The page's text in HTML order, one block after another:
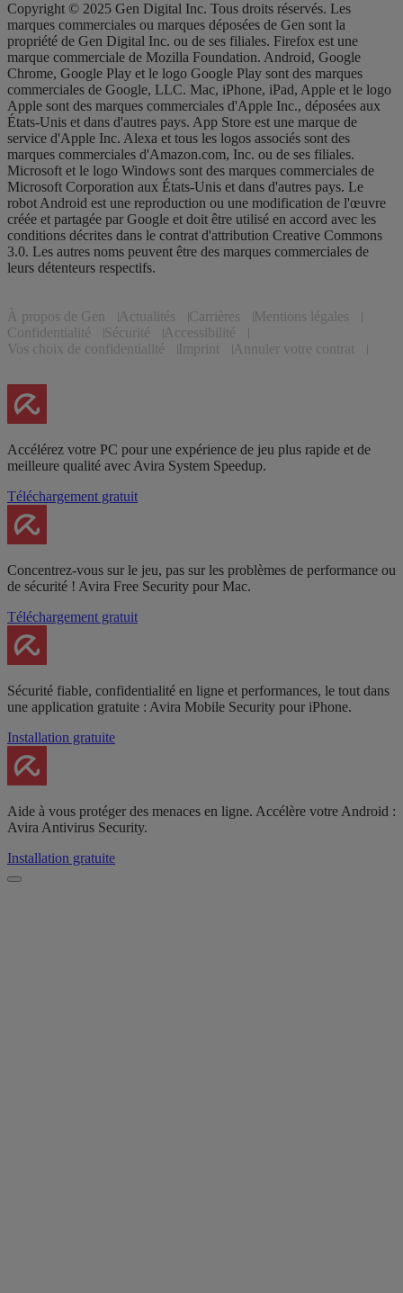
Copyright © 2025 Gen Digital Inc. Tous droits réservés. Les
marques commerciales ou marques déposées de Gen sont la
propriété de Gen Digital Inc. ou de ses filiales. Firefox est une
marque commerciale de Mozilla Foundation. Android, Google
Chrome, Google Play et le logo Google Play sont des marques
commerciales de Google, LLC. Mac, iPhone, iPad, Apple et le logo
Apple sont des marques commerciales d'Apple Inc., déposées aux
États-Unis et dans d'autres pays. App Store est une marque de
service d'Apple Inc. Alexa et tous les logos associés sont des
marques commerciales d'Amazon.com, Inc. ou de ses filiales.
Microsoft et le logo Windows sont des marques commerciales de
Microsoft Corporation aux États-Unis et dans d'autres pays. Le
robot Android est une reproduction ou une modification de l'œuvre
créée et partagée par Google et doit être utilisé en accord avec les
conditions décrites dans le contrat d'attribution Creative Commons
3.0. Les autres noms peuvent être des marques commerciales de
leurs détenteurs respectifs.
À propos de Gen Actualités Carrières
Mentions légales
Confidentialité
Sécurité
Accessibilité
Vos choix de confidentialité
Imprint Annuler votre contrat
Accélérez votre PC pour une expérience de jeu plus rapide et de
meilleure qualité avec Avira System Speedup.
Téléchargement gratuit
Concentrez-vous sur le jeu, pas sur les problèmes de performance ou
de sécurité ! Avira Free Security pour Mac.
Téléchargement gratuit
Sécurité fiable, confidentialité en ligne et performances, le tout dans
une application gratuite : Avira Mobile Security pour iPhone.
Installation gratuite
Aide à vous protéger des menaces en ligne. Accélère votre Android :
Avira Antivirus Security.
Installation gratuite